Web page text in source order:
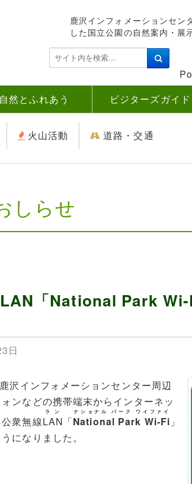
鹿沢インフォメーションセン
した国立公園の自然案内・展
検
索
.
自然とふれあう ビジターズガイド
火山活動 道路・交通
しらせ
「National Park Wi-
日
沢インフォメーションセンター周辺
ンなどの携帯端末からインターネッ
衆無線LAN
ラン
「National Park Wi-Fi
ナショナル パーク ワイファイ
」
になりました。